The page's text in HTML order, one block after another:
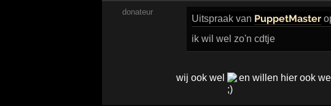
donateur
Uitspraakvan PuppetMaster
ik wil wel zo'n cdtje
wij ook wel en willen hier ook